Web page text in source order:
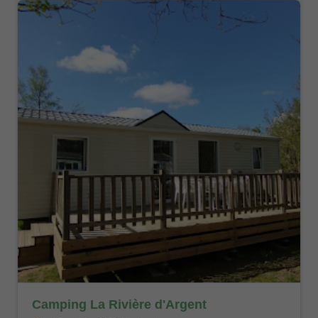
Camping La Rivière d'Argent